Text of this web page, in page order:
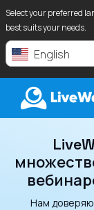
Select your preferred
best suits your needs.
English
Нам